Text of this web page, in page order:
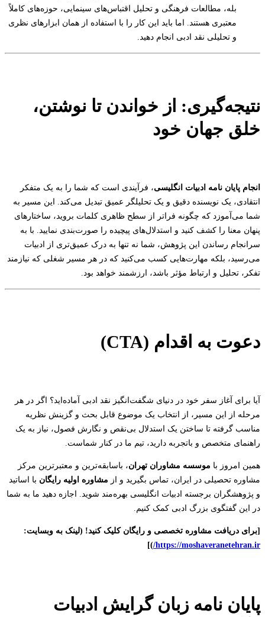
بله، مطالعات فرهنگی و تحلیل اقتباس‌های سینمایی، حوزه‌های کاملاً
معتبری هستند. اما باید این کار را با استفاده از همان ابزارهای نظری
و تحلیلی نقد ادبی انجام دهید.
نتیجه‌گیری: از خواندن تا نوشتن،
خلق جهان خود
انجام پایان نامه ادبیات انگلیسی، فرآیندی است که شما را به یک متفکر
انتقادی، یک نویسنده دقیق و یک تحلیلگر عمیق تبدیل می‌کند. این مسیر به
شما می‌آموزد که چگونه فراتر از سطح ظاهری کلمات بروید، ساختارهای
پنهان معنا را کشف کنید و استدلال‌های پیچیده را صورت‌بندی نمایید. با به
سرانجام رساندن این پژوهش، شما نه تنها به درک عمیق‌تری از ادبیات
می‌رسید، بلکه مهارت‌هایی کسب می‌کنید که در هر مسیر شغلی که نیازمند
تفکر، تحلیل و ارتباط مؤثر باشد، ارزشمند خواهد بود.
دعوت به اقدام (CTA)
آیا برای آغاز سفر خود در دنیای شگفت‌انگیز نقد ادبی آماده‌اید؟ اگر در هر
مرحله از این مسیر، از انتخاب یک موضوع قابل بحث و گزینش نظریه
مناسب گرفته تا ساختن یک استدلال بی‌نقص و نگارش فصول، نیاز به یک
راهنمای متخصص و باتجربه دارید، تیم ما در کنار شماست.
همین امروز با موسسه مشاوران تهران، باسابقه‌ترین و معتبرترین مرکز
مشاوره تحصیلی در ایران، تماس بگیرید و از مشاوره اولیه رایگان با اساتید
و پژوهشگران برجسته ادبیات انگلیسی بهره‌مند شوید. اجازه دهید ما به شما
در این گفتگوی بزرگ ادبی کمک کنیم.
[برای دریافت مشاوره تخصصی و رایگان کلیک کنید! (لینک به وبسایت:
https://moshaveranetehran.ir/
)]
پایان نامه زبان گرایش ادبیات